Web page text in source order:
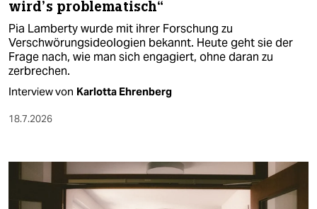
wird’s problematisch“
Pia Lamberty wurde mit ihrer Forschung zu
Verschwörungsideologien bekannt. Heute geht sie der
Frage nach, wie man sich engagiert, ohne daran zu
zerbrechen.
Interview von Karlotta Ehrenberg
18.7.2026